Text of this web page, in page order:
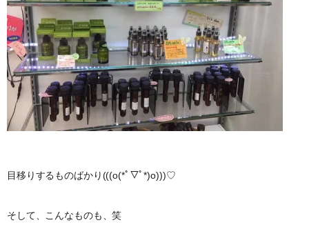
目移りするものばかり(((o(*ﾟ▽ﾟ*)o)))♡
そして、こんなものも、笑